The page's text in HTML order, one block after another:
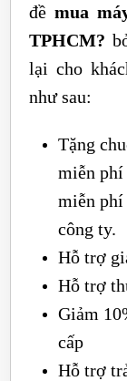
đề mua
TPHCM?
lại cho
như sau:
Tặng
miễn phí
miễn phí
công ty.
Hỗ trợ
Hỗ trợ
Giảm
cấp
Hỗ trợ